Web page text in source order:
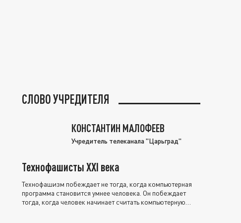
СЛОВО УЧРЕДИТЕЛЯ
КОНСТАНТИН МАЛОФЕЕВ
Учредитель телеканала "Царьград"
Технофашисты XXI века
Технофашизм побеждает не тогда, когда компьютерная
программа становится умнее человека. Он побеждает
тогда, когда человек начинает считать компьютерную